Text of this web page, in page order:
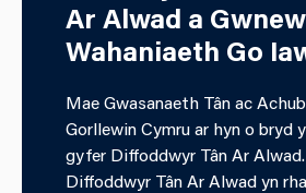
Ar Alwad a
Wahaniaeth Go
Mae Gwasanaeth Tân ac
Gorllewin Cymru ar hyn o bryd
gyfer Diffoddwyr Tân Ar
Diffoddwyr Tân Ar Alwad yn